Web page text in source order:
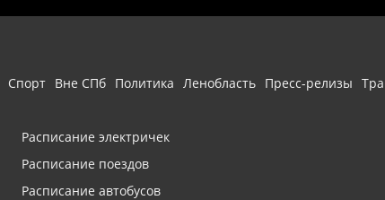
Спорт Вне СПб Политика Ленобласть Пресс-релизы
Расписание электричек
Расписание поездов
Расписание автобусов